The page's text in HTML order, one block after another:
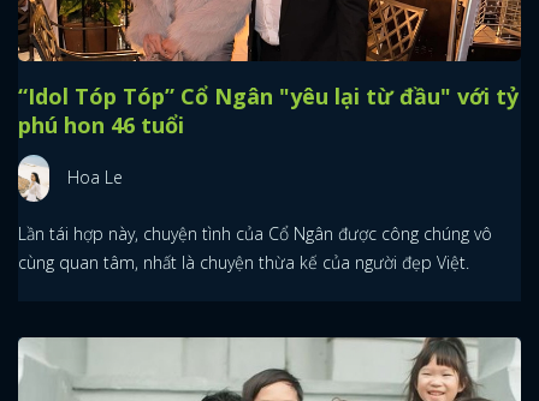
“Idol Tóp Tóp” Cổ Ngân "yêu lại từ đầu" với tỷ
phú hon 46 tuổi
Hoa Le
Lần tái hợp này, chuyện tình của Cổ Ngân được công chúng vô
cùng quan tâm, nhất là chuyện thừa kế của người đẹp Việt.